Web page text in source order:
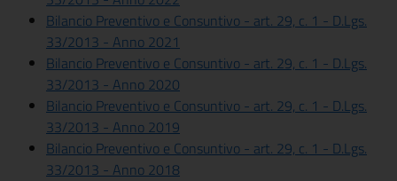
Bilancio Preventivo e Consuntivo - art. 29, c. 1 - D.Lgs.
33/2013 - Anno 2021
Bilancio Preventivo e Consuntivo - art. 29, c. 1 - D.Lgs.
33/2013 - Anno 2020
Bilancio Preventivo e Consuntivo - art. 29, c. 1 - D.Lgs.
33/2013 - Anno 2019
Bilancio Preventivo e Consuntivo - art. 29, c. 1 - D.Lgs.
33/2013 - Anno 2018